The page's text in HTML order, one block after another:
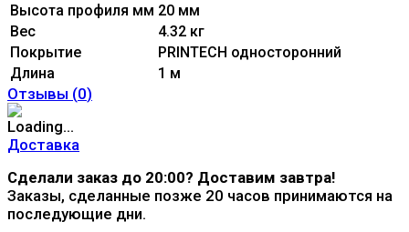
Высота профиля мм 20 мм
Вес
4.32 кг
Покрытие
PRINTECH односторонний
Длина
1 м
Отзывы (0)
Доставка
Сделали заказ до 20:00? Доставим завтра!
Заказы, сделанные позже 20 часов принимаются на
последующие дни.